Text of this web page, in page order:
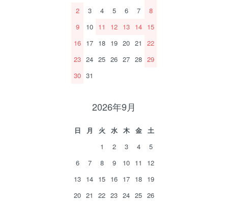
2
3 4 5 6 7
8
9
10 11 12 13 14 15
16 17 18 19 20 21
22
23 24 25 26 27 28 29
30 31
2026年9月
日 月 火 水 木 金
土
1
2 3 4
5
6
7 8 9 10 11
12
13 14 15 16 17 18 19
20 21 22 23 24 25 26